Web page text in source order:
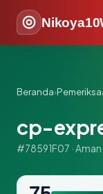
Beranda›
cp-
#78591F07 · Aman